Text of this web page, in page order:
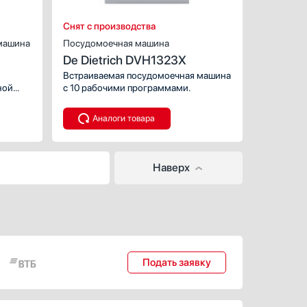
Снят с производства
Посудомоечная машина
De Dietrich DVH1323X
Встраиваемая посудомоечная машина
с 10 рабочими программами.
Аналоги товара
Наверх
Подать заявку